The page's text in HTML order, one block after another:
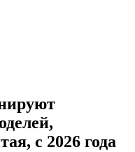
с 2026 года